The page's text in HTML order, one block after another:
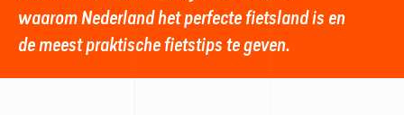
waarom Nederland het perfecte fietsland is en
de meest praktische fietstips te geven.